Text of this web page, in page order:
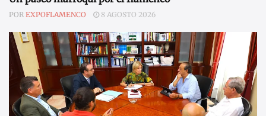
POR EXPOFLAMENCO 8 AGOSTO 2026